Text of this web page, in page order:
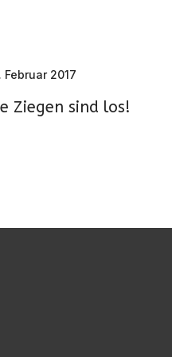
Ziegen sind los!
Februar 2017